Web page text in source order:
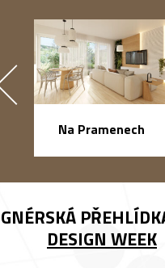
Na Pramenech
DESIGN WEEK